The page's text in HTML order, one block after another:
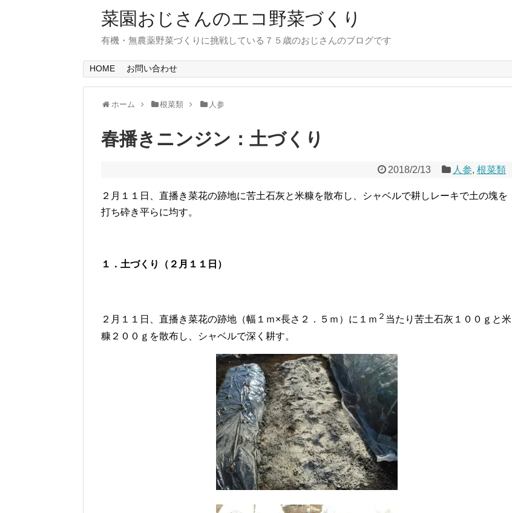
菜園おじさんのエコ野菜づくり
有機・無農薬野菜づくりに挑戦している７５歳のおじさんのブログです
HOME お問い合わせ
ホーム 根菜類 人参
春播きニンジン：土づくり
2018/2/13 人参, 根菜類
２月１１日、直播き菜花の跡地に苦土石灰と米糠を散布し、シャベルで耕しレーキで土の塊を
打ち砕き平らに均す。
１．土づくり（２月１１日）
２月１１日、直播き菜花の跡地（幅１ｍ×長さ２．５ｍ）に１ｍ ２ 当たり苦土石灰１００ｇと米
糠２００ｇを散布し、シャベルで深く耕す。